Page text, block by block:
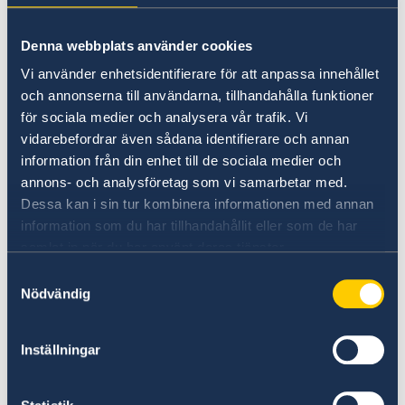
Denna webbplats använder cookies
Vi använder enhetsidentifierare för att anpassa innehållet
och annonserna till användarna, tillhandahålla funktioner
för sociala medier och analysera vår trafik. Vi
vidarebefordrar även sådana identifierare och annan
information från din enhet till de sociala medier och
annons- och analysföretag som vi samarbetar med.
Dessa kan i sin tur kombinera informationen med annan
information som du har tillhandahållit eller som de har
Nödvändig
Inställningar
Bedöm var våldsamheterna är som värst
och sätt dig själv i säkerhet.
Var uppmärksam både på demonstranter
och säkerhetsstyrkor.
Följ polisens eller militärens anvisningar
och försök inte korsa avspärrningar.
Stanna inomhus, stäng dörrar, fönster och
myndigheter uppmanar dig till det.
Om du är instängd, kontakta den lokala